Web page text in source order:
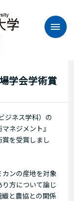
学会学術賞
ジネス学科）の
ネジメント』
賞を受賞しまし
ンの産地を対象
方について論じ
と農協との関係